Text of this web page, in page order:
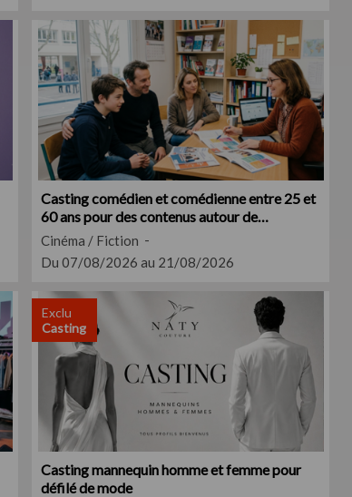
Casting comédien et comédienne entre 25 et
60 ans pour des contenus autour de
l'éducation
Cinéma / Fiction
Du 07/08/2026 au 21/08/2026
Exclu
Casting
Casting mannequin homme et femme pour
défilé de mode